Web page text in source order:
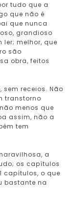
tudo que a
que não é
que nunca
grandioso
melhor, que
são
obra, feitos
sem receios. Não
transtorno
menos que
assim, não a
tem
a
os capítulos
capítulos, o que
bastante na